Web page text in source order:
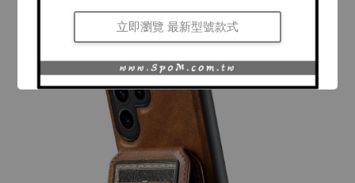
立即瀏覽 最新型號款式